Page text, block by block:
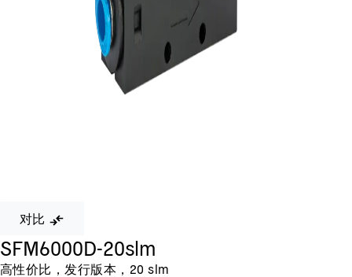
对比
SFM6000D-20slm
高性价比，发行版本，20 slm